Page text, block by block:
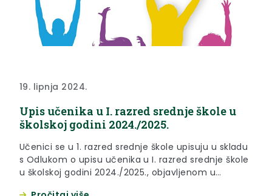
19. lipnja 2024.
Upis učenika u I. razred srednje škole u
školskoj godini 2024./2025.
Učenici se u 1. razred srednje škole upisuju u skladu
s Odlukom o upisu učenika u I. razred srednje škole
u školskoj godini 2024./2025., objavljenom u